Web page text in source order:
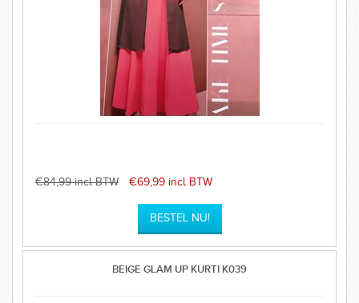
€84,99 incl BTW €69,99 incl BTW
BEIGE GLAM UP KURTI K039